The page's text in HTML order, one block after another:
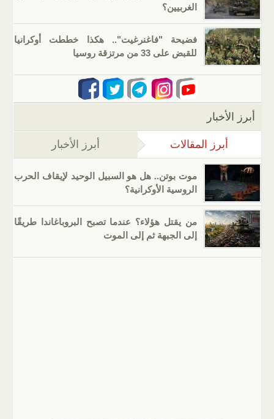
الغربيين؟
فضيحة "فاغنرغيت".. هكذا خططت أوكرانيا
للقبض على 33 من مرتزقة روسيا
أبرز الأخبار
أبرز المقالات (علامة التبويب النشطة)
أبرز الأخبار
موت بوتن.. هل هو السبيل الوحيد لإيقاف الحرب
الروسية الأوكرانية؟
من يقتل هؤلاء؟ عندما تصبح البروباغاندا طريقًا
إلى الجبهة ثم إلى الموت